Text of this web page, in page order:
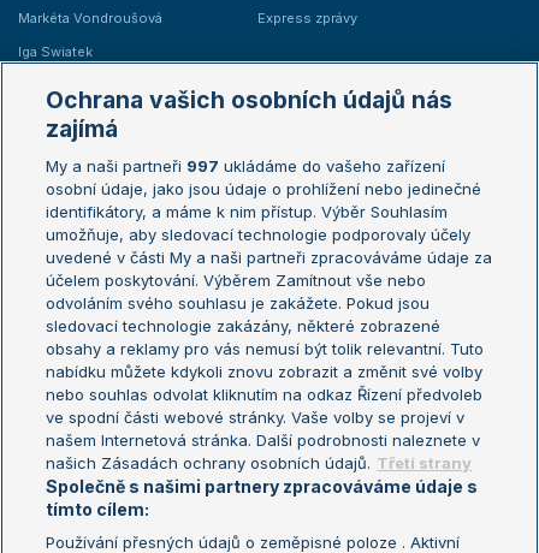
Markéta Vondroušová
Iga Swiatek
Express zprávy
Žebříčky
Žebříček ATP (muži)
Žebříček WTA (ženy)
Sázkařský žebříček
Australian Open
French Open
Wimbledon
US Open
Turnaj mistrů
Turnaj mistryň
Aktualní trendy
Fotbalové přestupy
Livesport Daily
LS Prague Open
Ochrana vašich osobních údajů nás
zajímá
My a naši partneři 997 ukládáme do vašeho zařízení
osobní údaje, jako jsou údaje o prohlížení nebo jedinečné
identifikátory, a máme k nim přístup. Výběr Souhlasím
umožňuje, aby sledovací technologie podporovaly účely
uvedené v části My a naši partneři zpracováváme údaje za
účelem poskytování. Výběrem Zamítnout vše nebo
odvoláním svého souhlasu je zakážete. Pokud jsou
sledovací technologie zakázány, některé zobrazené
obsahy a reklamy pro vás nemusí být tolik relevantní. Tuto
nabídku můžete kdykoli znovu zobrazit a změnit své volby
nebo souhlas odvolat kliknutím na odkaz Řízení předvoleb
ve spodní části webové stránky. Vaše volby se projeví v
našem Internetová stránka. Další podrobnosti naleznete v
našich Zásadách ochrany osobních údajů. Třetí strany
Společně s našimi partnery zpracováváme údaje s
tímto cílem:
Používání přesných údajů o zeměpisné poloze . Aktivní